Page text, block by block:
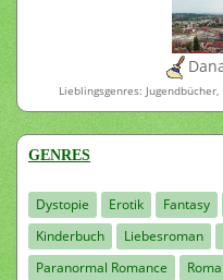
Lieblingsgenres:
GENRES
Dystopie Erotik Fantasy
Kinderbuch
Liebesroman
Paranormal Romance